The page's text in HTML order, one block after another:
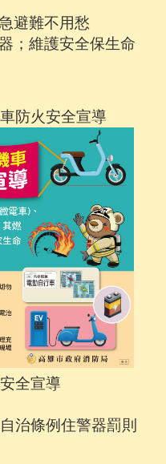
避難不用愁
；維護安全保生命
防火安全宣導
全宣導
治條例住警器罰則